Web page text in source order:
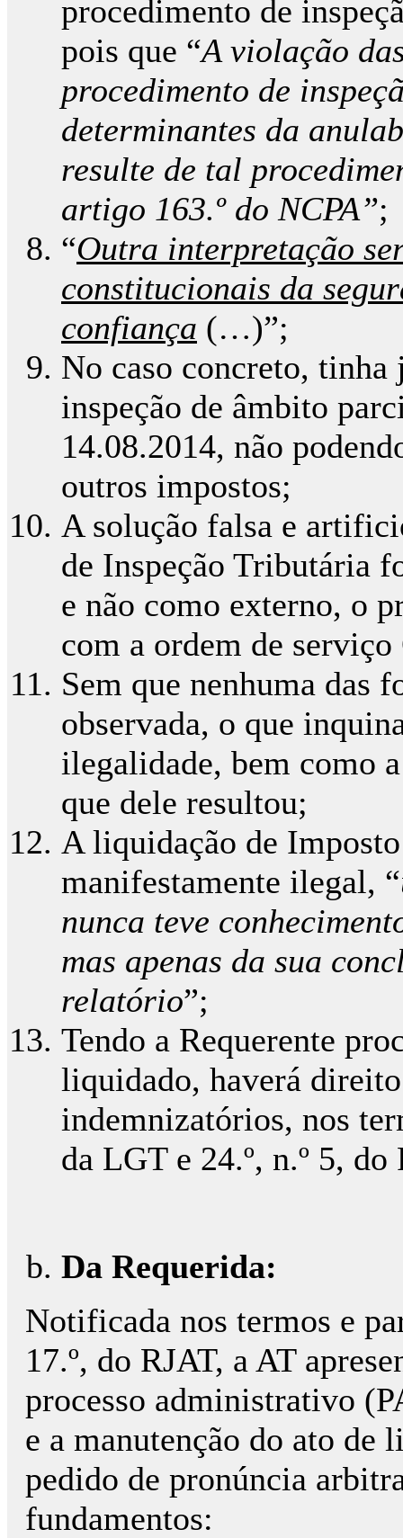
procedimento de
pois que “A violação
procedimento de
determinantes da
resulte de tal
artigo 163.º do NCPA”;
“Outra interpretação
constitucionais da
confiança (…)”;
No caso concreto, tinha
inspeção de âmbito
14.08.2014, não
outros impostos;
A solução falsa e
de Inspeção Tributária
e não como externo, o
com a ordem de
Sem que nenhuma das
observada, o que
ilegalidade, bem como
que dele resultou;
A liquidação de
manifestamente ilegal, “
nunca teve
mas apenas da sua
relatório”;
Tendo a Requerente
liquidado, haverá
indemnizatórios, nos
da LGT e 24.º, n.º 5, do
Da Requerida:
Notificada nos termos e
17.º, do RJAT, a AT
processo administrativo
e a manutenção do ato de
pedido de pronúncia
fundamentos: